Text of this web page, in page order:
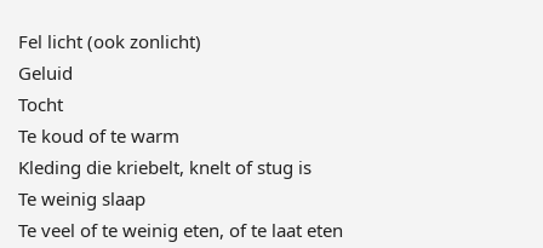
Fel licht (ook zonlicht)
Geluid
Tocht
Te koud of te warm
Kleding die kriebelt, knelt of stug is
Te weinig slaap
Te veel of te weinig eten, of te laat eten